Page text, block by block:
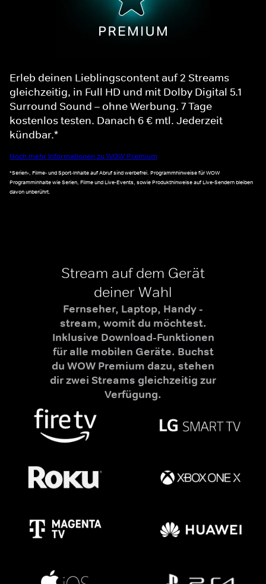
Erleb deinen Lieblingscontent auf 2 Streams
gleichzeitig, in Full HD und mit Dolby Digital 5.1
Surround Sound – ohne Werbung. 7 Tage
kostenlos testen. Danach 6 € mtl. Jederzeit
kündbar.*
Noch mehr Informationen zu WOW Premium
*Serien-, Filme- und Sport-Inhalte auf Abruf sind werbefrei. Programmhinweise für WOW
Programminhalte wie Serien, Filme und Live-Events, sowie Produkthinweise auf Live-Sendern bleiben
davon unberührt.
Stream auf dem Gerät
deiner Wahl
Fernseher, Laptop, Handy -
stream, womit du möchtest.
Inklusive Download-Funktionen
für alle mobilen Geräte. Buchst
du WOW Premium dazu, stehen
dir zwei Streams gleichzeitig zur
Verfügung.